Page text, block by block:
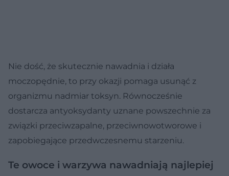
Nie dość, że skutecznie nawadnia i działa
moczopędnie, to przy okazji pomaga usunąć z
organizmu nadmiar toksyn. Równocześnie
dostarcza antyoksydanty uznane powszechnie za
związki przeciwzapalne, przeciwnowotworowe i
zapobiegające przedwczesnemu starzeniu.
Te owoce i warzywa nawadniają najlepiej